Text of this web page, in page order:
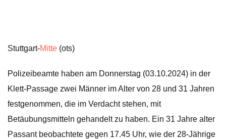
Stuttgart-Mitte (ots)
Polizeibeamte haben am Donnerstag (03.10.2024) in der
Klett-Passage zwei Männer im Alter von 28 und 31 Jahren
festgenommen, die im Verdacht stehen, mit
Betäubungsmitteln gehandelt zu haben. Ein 31 Jahre alter
Passant beobachtete gegen 17.45 Uhr, wie der 28-Jährige